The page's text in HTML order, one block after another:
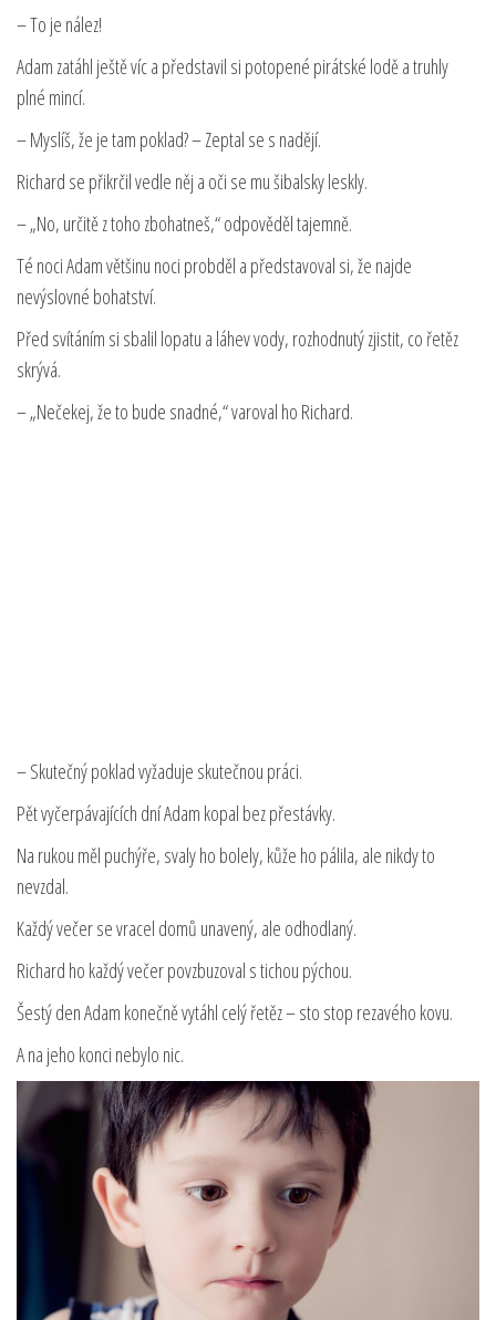
– To je nález!
Adam zatáhl ještě víc a představil si potopené pirátské lodě a truhly
plné mincí.
– Myslíš, že je tam poklad? – Zeptal se s nadějí.
Richard se přikrčil vedle něj a oči se mu šibalsky leskly.
– „No, určitě z toho zbohatneš,“ odpověděl tajemně.
Té noci Adam většinu noci probděl a představoval si, že najde
nevýslovné bohatství.
Před svítáním si sbalil lopatu a láhev vody, rozhodnutý zjistit, co řetěz
skrývá.
– „Nečekej, že to bude snadné,“ varoval ho Richard.
– Skutečný poklad vyžaduje skutečnou práci.
Pět vyčerpávajících dní Adam kopal bez přestávky.
Na rukou měl puchýře, svaly ho bolely, kůže ho pálila, ale nikdy to
nevzdal.
Každý večer se vracel domů unavený, ale odhodlaný.
Richard ho každý večer povzbuzoval s tichou pýchou.
Šestý den Adam konečně vytáhl celý řetěz – sto stop rezavého kovu.
A na jeho konci nebylo nic.